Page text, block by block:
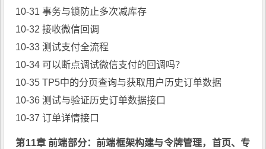
10-31 事务与锁防止多次减库存
10-32 接收微信回调
10-33 测试支付全流程
10-34 可以断点调试微信支付的回调吗？
10-35 TP5中的分页查询与获取用户历史订单数据
10-36 测试与验证历史订单数据接口
10-37 订单详情接口
第11章 前端部分：前端框架构建与令牌管理，首页、专